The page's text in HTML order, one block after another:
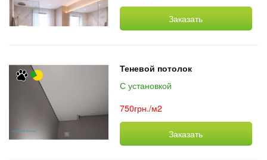
Заказать
Теневой потолок
С установкой
750грн./м2
Заказать